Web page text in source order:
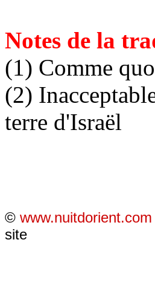
Notes de la
(1) Comme
(2)
terre d'Israël
© www.nuitdorient.com
site